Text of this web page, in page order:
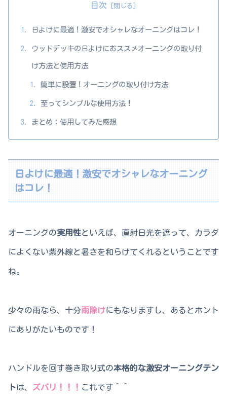
目次
日よけに最適！激安でオシャレなオーニングはコレ！
ウッドデッキの日よけにおススメオーニングの取り付
け方法と使用方法
簡単に設置！オーニングの取り付け方法
至ってシンプルな使用方法！
まとめ：使用してみた感想
日よけに最適！激安でオシャレなオーニング
はコレ！
オーニングの実用性といえば、直射日光を遮って、カラダ
によくない紫外線と暑さを和らげてくれるということです
ね。
少々の雨なら、十分雨除けにもなりますし、あるとホント
にありがたいものです！
ハンドルを回す巻き取り式の本格的な激安オーニングテン
トは、 ズバリ！！！ これです＾＾